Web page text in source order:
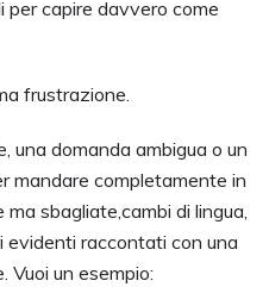
per capire davvero come
frustrazione.
una domanda ambigua o un
mandare completamente in
ma sbagliate,cambi di lingua,
evidenti raccontati con una
Vuoi un esempio: